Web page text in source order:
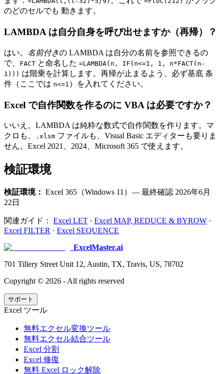
のどのセルでも 動きます。
LAMBDA は自分自身を呼び出せますか（再帰）？
はい。 名前付きの LAMBDA は自分の名前を参照できるの
で、
FACT と命名した =LAMBDA(n, IF(n<=1, 1, n*FACT(n-
1))) は階乗を計算します。再帰が止まるよう、必ず基底 条
件（ここでは n<=1 ）を入れてください。
Excel で自作関数を作るのに VBA は必要ですか？
いいえ。LAMBDA は純粋な数式で自作関数を作ります。マ
クロも、
.xlsm ファイルも、Visual Basic エディターも要りま
せん。Excel 2021、2024、Microsoft 365 で使えます。
検証環境
検証環境： Excel 365（Windows 11）— 最終確認 2026年6月
22日
関連ガイド： Excel LET · Excel MAP, REDUCE & BYROW ·
Excel FILTER · Excel SEQUENCE
ExcelMaster.ai
701 Tillery Street Unit 12, Austin, TX, Travis, US, 78702
Copyright © 2026 - All rights reserved
サポート
Excel ツール
無料エクセル変換ツール
無料エクセル結合ツール
Excel 分割
Excel 修復
無料 Excel ロック解除